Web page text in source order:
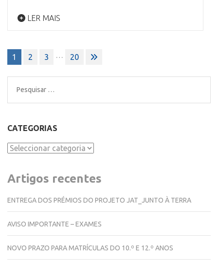
LER MAIS
Paginação
dos
conteúdos
1 2 3 … 20
Pesquisar
por:
CATEGORIAS
Categorias
Artigos recentes
ENTREGA DOS PRÉMIOS DO PROJETO JAT_JUNTO À TERRA
AVISO IMPORTANTE – EXAMES
NOVO PRAZO PARA MATRÍCULAS DO 10.º E 12.º ANOS